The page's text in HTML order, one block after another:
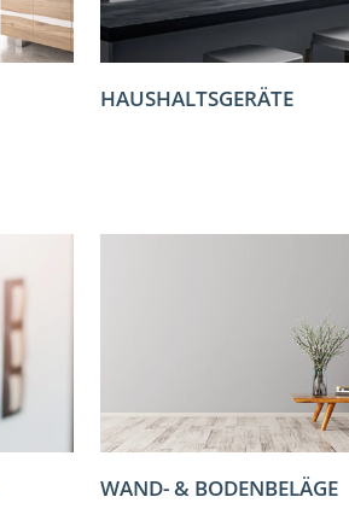
HAUSHALTSGERÄTE
WAND- & BODENBELÄGE